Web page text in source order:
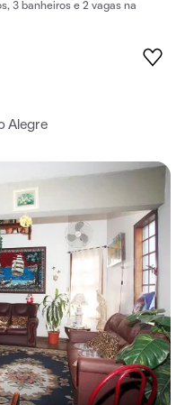
3 banheiros e 2 vagas na
Alegre